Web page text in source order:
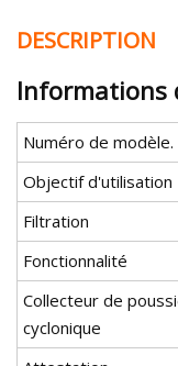
DESCRIPTION
Informations
Numéro de modèle.
Objectif d'utilisation
Filtration
Fonctionnalité
Collecteur de
cyclonique